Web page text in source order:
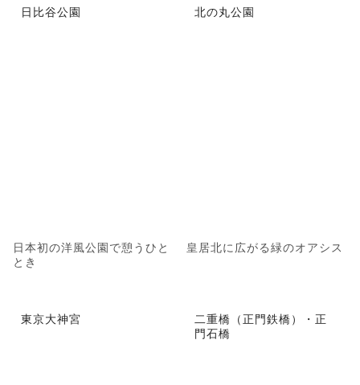
日比谷公園
日本初の洋風公園で憩うひと
とき
北の丸公園
皇居北に広がる緑のオアシス
東京大神宮
二重橋（正門鉄橋）・正
門石橋